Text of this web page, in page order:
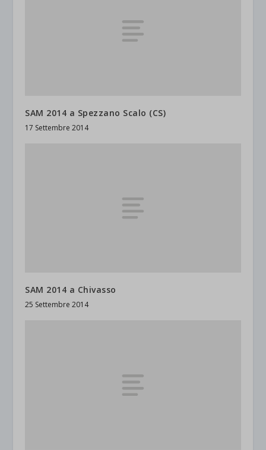
SAM 2014 a Spezzano Scalo (CS)
17 Settembre 2014
SAM 2014 a Chivasso
25 Settembre 2014